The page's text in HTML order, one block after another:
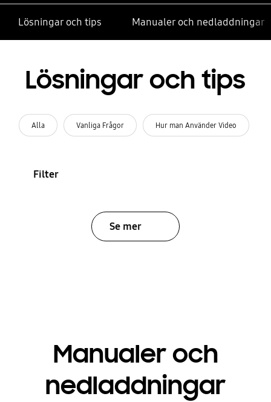
Lösningar och tips Manualer och nedladdningar
Lösningar och tips
Alla Vanliga Frågor Hur man Använder Video
Filter
Se mer
Manualer och
nedladdningar